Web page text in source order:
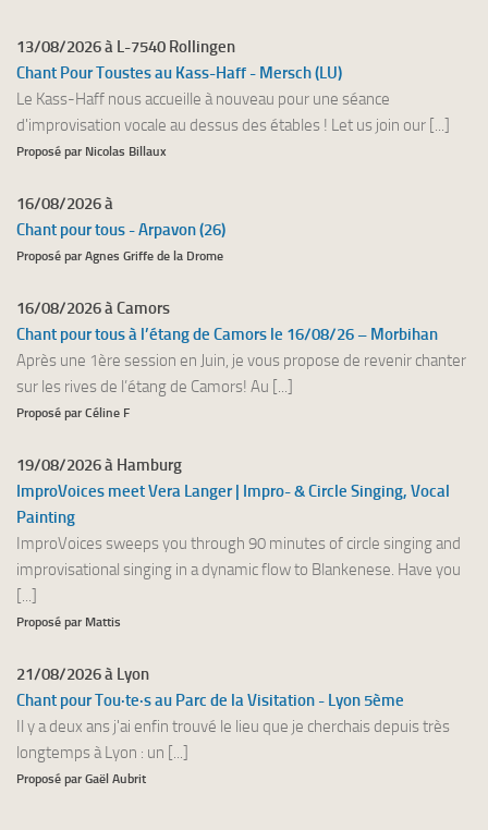
13/08/2026 à L-7540 Rollingen
Chant Pour Toustes au Kass-Haff - Mersch (LU)
Le Kass-Haff nous accueille à nouveau pour une séance
d'improvisation vocale au dessus des étables ! Let us join our [...]
Proposé par Nicolas Billaux
16/08/2026 à
Chant pour tous - Arpavon (26)
Proposé par Agnes Griffe de la Drome
16/08/2026 à Camors
Chant pour tous à l’étang de Camors le 16/08/26 – Morbihan
Après une 1ère session en Juin, je vous propose de revenir chanter
sur les rives de l’étang de Camors! Au [...]
Proposé par Céline F
19/08/2026 à Hamburg
ImproVoices meet Vera Langer | Impro- & Circle Singing, Vocal
Painting
ImproVoices sweeps you through 90 minutes of circle singing and
improvisational singing in a dynamic flow to Blankenese. Have you
[...]
Proposé par Mattis
21/08/2026 à Lyon
Chant pour Tou·te·s au Parc de la Visitation - Lyon 5ème
Il y a deux ans j'ai enfin trouvé le lieu que je cherchais depuis très
longtemps à Lyon : un [...]
Proposé par Gaël Aubrit